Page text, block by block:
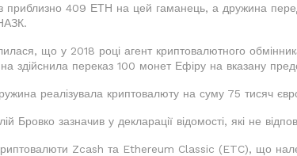
приблизно 409 ЕТН на цей гаманець, а дружина
що у 2018 році агент криптовалютного
здійснила переказ 100 монет Ефіру на вказану
реалізувала криптовалюту на суму 75 тисяч
Бровко зазначив у декларації відомості, які не
Zcash та Ethereum Classic (ETC), що